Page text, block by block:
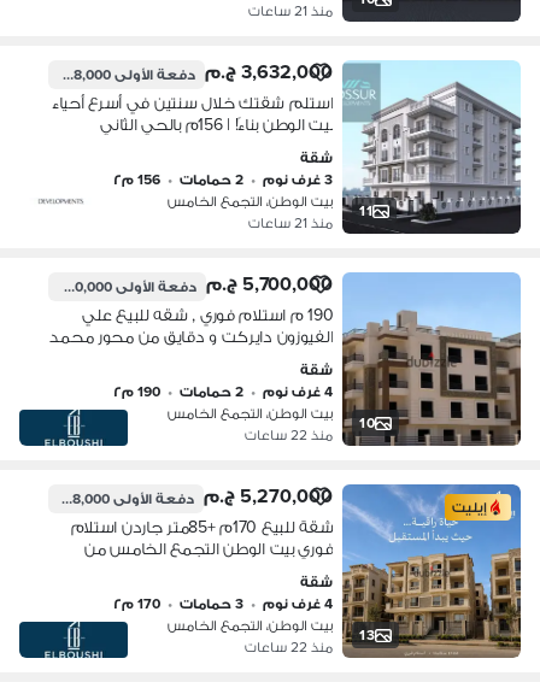
منذ 21 ساعات
11
3,632,000 ج.م دفعة الأولى908,000 ج.م
استلم شقتك خلال سنتين في أسرع أحياء
بيت الوطن بناءً! | 156م بالحي الثاني
شقة
3 غرف نوم
• 2 حمامات • 156 م٢
بيت الوطن، التجمع الخامس
منذ 21 ساعات
10
5,700,000 ج.م دفعة الأولى2,280,000 ج.م
190 م استلام فوري , شقه للبيع علي
الفيوزون دايركت و دقايق من محور محمد
بن زايد .
شقة
4 غرف نوم
• 2 حمامات • 190 م٢
بيت الوطن، التجمع الخامس
منذ 22 ساعات
13
إيليت 5,270,000 ج.م دفعة الأولى2,108,000 ج.م
شقة للبيع 170م +85متر جاردن استلام
فوري بيت الوطن التجمع الخامس من
المالك مباشرة بخصم علي الكاش بالقرب
settlement
شقة
4 غرف نوم
• 3 حمامات • 170 م٢
بيت الوطن، التجمع الخامس
منذ 22 ساعات